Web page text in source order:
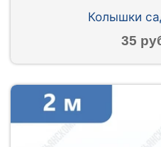
Колышки
35